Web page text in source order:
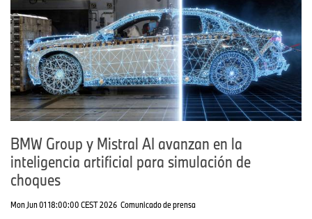
BMW Group y Mistral AI avanzan en la
inteligencia artificial para simulación de
choques
Mon Jun 01 18:00:00 CEST 2026 Comunicado de prensa